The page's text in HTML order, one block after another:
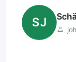
SJ